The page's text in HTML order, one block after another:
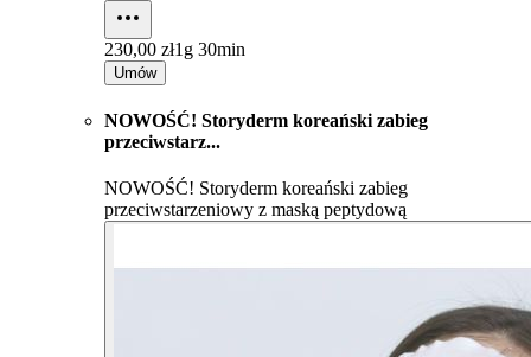
230,00 zł1g 30min
Umów
NOWOŚĆ! Storyderm koreański zabieg
przeciwstarz...
NOWOŚĆ! Storyderm koreański zabieg
przeciwstarzeniowy z maską peptydową